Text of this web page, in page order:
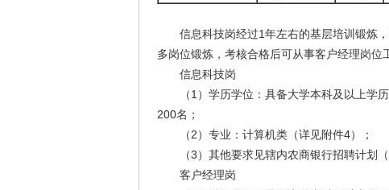
信息科技岗经过1年左右的基层培训锻炼，
多岗位锻炼，考核合格后可从事客户经理岗位
信息科技岗
（1）学历学位：具备大学本科及以上学历
200名；
（2）专业：计算机类（详见附件4）；
（3）其他要求见辖内农商银行招聘计划（
客户经理岗